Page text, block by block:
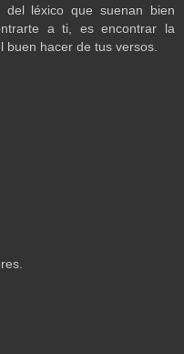
del léxico que suenan bien
a ti, es encontrar la
hacer de tus versos.